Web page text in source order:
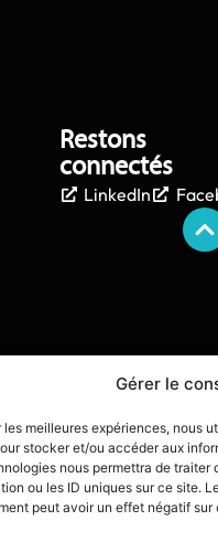
Gérer le
les meilleures expériences, nous
stocker et/ou accéder aux
nous permettra de traiter
ou les ID uniques sur ce site.
peut avoir un effet négatif
Restons
connectés
LinkedIn